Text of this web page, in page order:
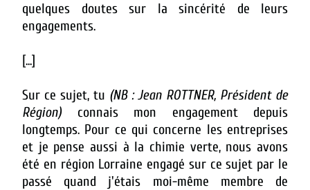
quelques doutes sur la sincérité de leurs
engagements.
[...]
Sur ce sujet, tu (NB : Jean ROTTNER, Président de
Région)connais mon engagement depuis
longtemps. Pour ce qui concerne les entreprises
et je pense aussi à la chimie verte, nous avons
été en région Lorraine engagé sur ce sujet par le
passé quand j'étais moi-même membre de